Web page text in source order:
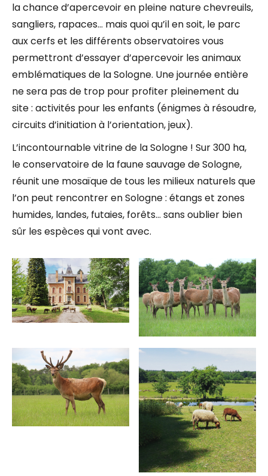
la chance d’apercevoir en pleine nature chevreuils,
sangliers, rapaces… mais quoi qu’il en soit, le parc
aux cerfs et les différents observatoires vous
permettront d’essayer d’apercevoir les animaux
emblématiques de la Sologne. Une journée entière
ne sera pas de trop pour profiter pleinement du
site : activités pour les enfants (énigmes à résoudre,
circuits d’initiation à l’orientation, jeux).
L’incontournable vitrine de la Sologne ! Sur 300 ha,
le conservatoire de la faune sauvage de Sologne,
réunit une mosaïque de tous les milieux naturels que
l’on peut rencontrer en Sologne : étangs et zones
humides, landes, futaies, forêts… sans oublier bien
sûr les espèces qui vont avec.